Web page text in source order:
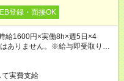
登録・面接OK
1600円×実働8h×週5日×4
ありません。※給与即受取りサ
実費支給